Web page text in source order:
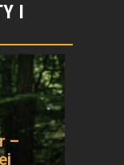
I
–